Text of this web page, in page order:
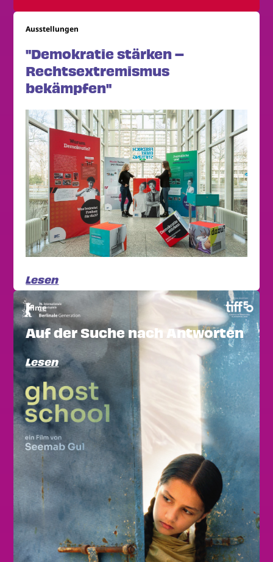
Ausstellungen
"Demokratie stärken –
Rechtsextremismus
bekämpfen"
Lesen
Filme
Auf der Suche nach Antworten
Lesen